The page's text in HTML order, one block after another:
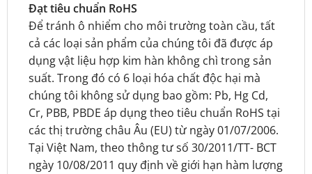
Đạt tiêu chuẩn RoHS
Để tránh ô nhiểm cho môi trường toàn cầu, tất
cả các loại sản phẩm của chúng tôi đã được áp
dụng vật liệu hợp kim hàn không chì trong sản
suất. Trong đó có 6 loại hóa chất độc hại mà
chúng tôi không sử dụng bao gồm: Pb, Hg Cd,
Cr, PBB, PBDE áp dụng theo tiêu chuẩn RoHS tại
các thị trường châu Âu (EU) từ ngày 01/07/2006.
Tại Việt Nam, theo thông tư số 30/2011/TT- BCT
ngày 10/08/2011 quy định về giới hạn hàm lượng